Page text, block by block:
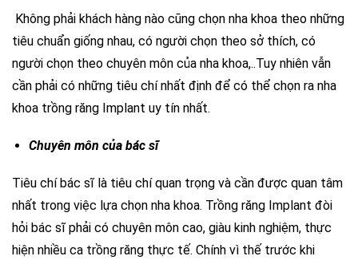
Không phải khách hàng nào cũng chọn nha khoa theo những
tiêu chuẩn giống nhau, có người chọn theo sở thích, có
người chọn theo chuyên môn của nha khoa,..Tuy nhiên vẫn
cần phải có những tiêu chí nhất định để có thể chọn ra nha
khoa trồng răng Implant uy tín nhất.
Chuyên môn của bác sĩ
Tiêu chí bác sĩ là tiêu chí quan trọng và cần được quan tâm
nhất trong việc lựa chọn nha khoa. Trồng răng Implant đòi
hỏi bác sĩ phải có chuyên môn cao, giàu kinh nghiệm, thực
hiện nhiều ca trồng răng thực tế. Chính vì thế trước khi